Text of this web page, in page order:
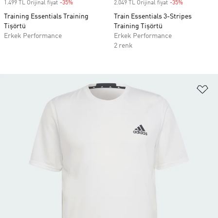
1.499 TL Orijinal fiyat -35%
Training Essentials Training
Tişörtü
Erkek Performance
2.049 TL Orijinal fiyat -35%
Train Essentials 3-Stripes
Training Tişörtü
Erkek Performance
2 renk